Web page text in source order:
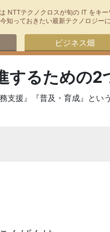
NTTテクノクロスが旬の IT をキー
知っておきたい最新テクノロジー
ビジネス畑
るための2
支援』『普及・育成』と